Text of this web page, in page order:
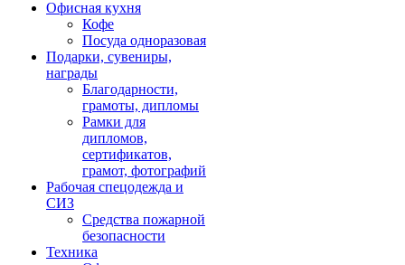
Офисная кухня
Кофе
Посуда одноразовая
Подарки, сувениры,
награды
Благодарности,
грамоты, дипломы
Рамки для
дипломов,
сертификатов,
грамот, фотографий
Рабочая спецодежда и
СИЗ
Средства пожарной
безопасности
Техника